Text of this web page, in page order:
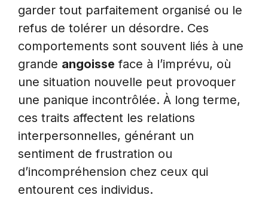
garder tout parfaitement organisé ou le
refus de tolérer un désordre. Ces
comportements sont souvent liés à une
grande angoisse face à l’imprévu, où
une situation nouvelle peut provoquer
une panique incontrôlée. À long terme,
ces traits affectent les relations
interpersonnelles, générant un
sentiment de frustration ou
d’incompréhension chez ceux qui
entourent ces individus.